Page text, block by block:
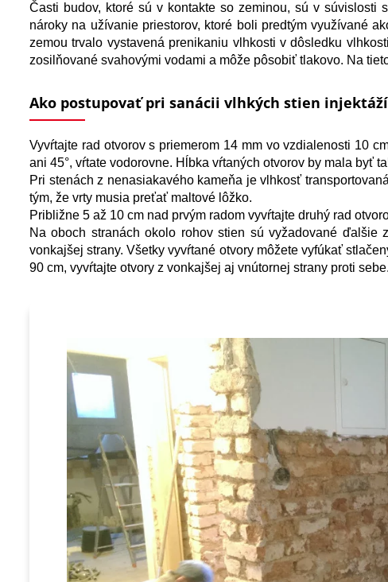
Časti budov, ktoré sú v kontakte so zeminou, sú v súvislosti
nároky na užívanie priestorov, ktoré boli predtým využívané
zemou trvalo vystavená prenikaniu vlhkosti v dôsledku
zosilňované svahovými vodami a môže pôsobiť tlakovo. Na
Ako postupovať pri sanácii vlhkých stien injektáží
Vyvŕtajte rad otvorov s priemerom 14 mm vo vzdialenosti 10
ani 45°, vŕtate vodorovne. Hĺbka vŕtaných otvorov by mala byť
Pri stenách z nenasiakavého kameňa je vlhkosť
tým, že vrty musia preťať maltové lôžko.
Približne 5 až 10 cm nad prvým radom vyvŕtajte druhý rad
Na oboch stranách okolo rohov stien sú vyžadované
vonkajšej strany. Všetky vyvŕtané otvory môžete vyfúkať
90 cm, vyvŕtajte otvory z vonkajšej aj vnútornej strany proti sebe.